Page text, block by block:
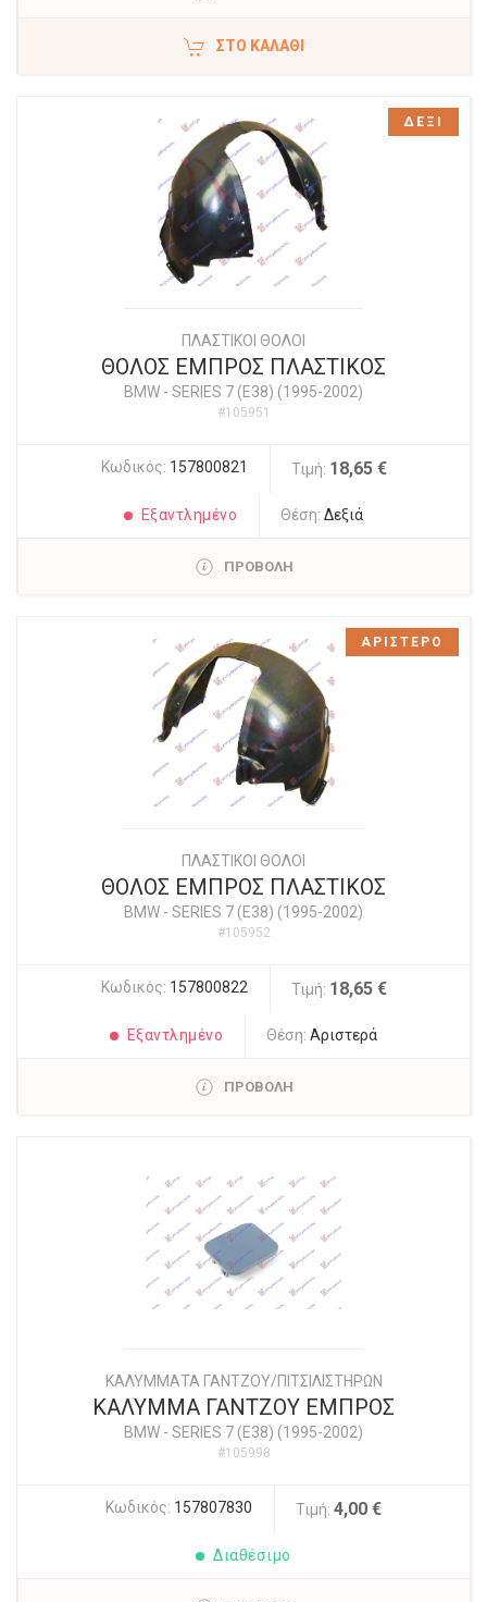
ΣΤΟ ΚΑΛΆΘΙ
ΠΛΑΣΤΙΚΟΙ ΘΟΛΟΙ
ΘΟΛΟΣ ΕΜΠΡΟΣ ΠΛΑΣΤΙΚΟΣ
BMW - SERIES 7 (E38) (1995-2002)
#105951
Κωδικός: 157800821 Τιμή: 18,65 €
Εξαντλημένο Θέση:Δεξιά
ΠΡΟΒΟΛΗ
ΔΕΞΙ
ΠΛΑΣΤΙΚΟΙ ΘΟΛΟΙ
ΘΟΛΟΣ ΕΜΠΡΟΣ ΠΛΑΣΤΙΚΟΣ
BMW - SERIES 7 (E38) (1995-2002)
#105952
Κωδικός: 157800822 Τιμή: 18,65 €
Εξαντλημένο Θέση:Αριστερά
ΠΡΟΒΟΛΗ
ΑΡΙΣΤΕΡΟ
ΚΑΛΥΜΜΑΤΑ ΓΑΝΤΖOY/ΠΙΤΣΙΛΙΣΤΗΡΩΝ
ΚΑΛΥΜΜΑ ΓΑΝΤΖΟΥ ΕΜΠΡΟΣ
BMW - SERIES 7 (E38) (1995-2002)
#105998
Κωδικός: 157807830 Τιμή: 4,00 €
Διαθέσιμο